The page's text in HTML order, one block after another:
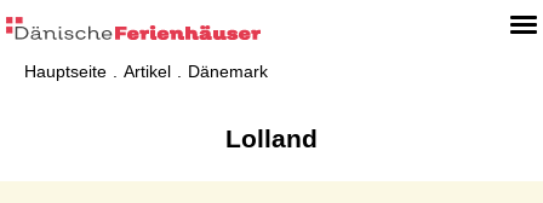
Hauptseite Artikel Dänemark
Lolland